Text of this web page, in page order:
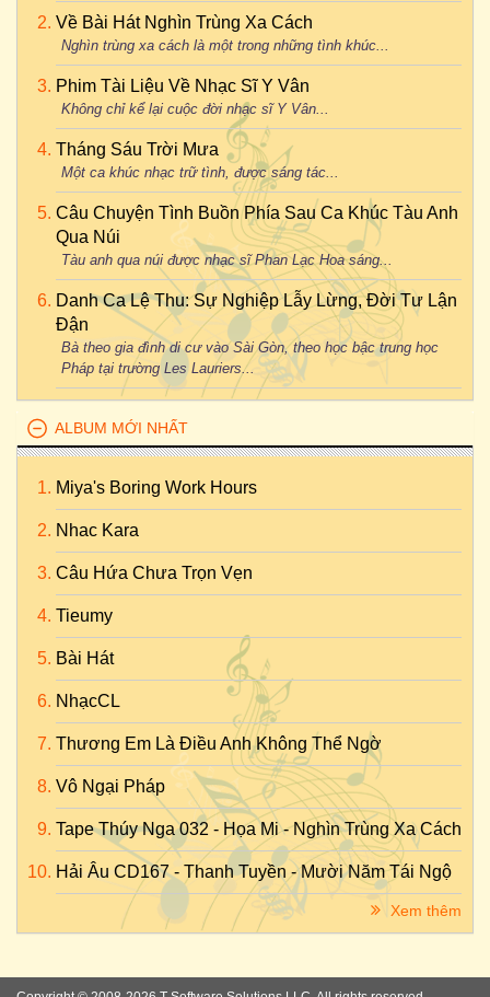
Về Bài Hát Nghìn Trùng Xa Cách
Nghìn trùng xa cách là một trong những tình khúc...
Phim Tài Liệu Về Nhạc Sĩ Y Vân
Không chỉ kể lại cuộc đời nhạc sĩ Y Vân...
Tháng Sáu Trời Mưa
Một ca khúc nhạc trữ tình, được sáng tác...
Câu Chuyện Tình Buồn Phía Sau Ca Khúc Tàu Anh
Qua Núi
Tàu anh qua núi được nhạc sĩ Phan Lạc Hoa sáng...
Danh Ca Lệ Thu: Sự Nghiệp Lẫy Lừng, Đời Tư Lận
Đận
Bà theo gia đình di cư vào Sài Gòn, theo học bậc trung học
Pháp tại trường Les Lauriers...
ALBUM MỚI NHẤT
Miya's Boring Work Hours
Nhac Kara
Câu Hứa Chưa Trọn Vẹn
Tieumy
Bài Hát
NhạcCL
Thương Em Là Điều Anh Không Thể Ngờ
Vô Ngại Pháp
Tape Thúy Nga 032 - Họa Mi - Nghìn Trùng Xa Cách
Hải Âu CD167 - Thanh Tuyền - Mười Năm Tái Ngộ
Xem thêm